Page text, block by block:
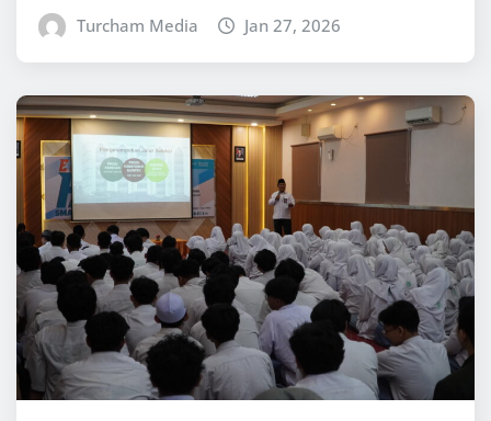
Turcham Media Jan 27, 2026